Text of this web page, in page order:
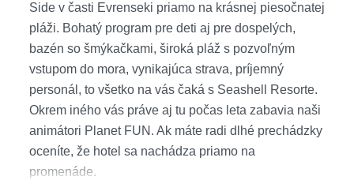
Side v časti Evrenseki priamo na krásnej piesočnatej
pláži. Bohatý program pre deti aj pre dospelých,
bazén so šmýkačkami, široká pláž s pozvoľným
vstupom do mora, vynikajúca strava, príjemný
personál, to všetko na vás čaká s Seashell Resorte.
Okrem iného vás práve aj tu počas leta zabavia naši
animátori Planet FUN. Ak máte radi dlhé prechádzky
oceníte, že hotel sa nachádza priamo na
promenáde.